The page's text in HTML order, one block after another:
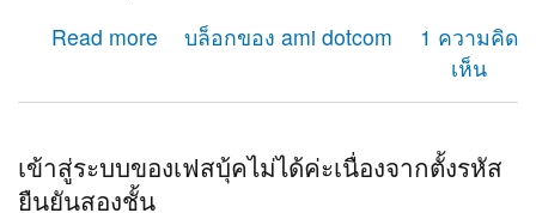
Read more
about บัญชีผู้ใช้ฉัน ใช้งานอย่างเป็นทางการและตรวจสอบ
การยืนยัน สงวนลิขสิทธิ์
บล็อกของ ami dotcom
1 ความคิด
เห็น
เข้าสู่ระบบของเฟสบุ้คไม่ได้ค่ะเนื่องจากตั้งรหัส
ยืนยันสองชั้น